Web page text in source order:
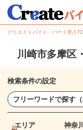
クリエイトバイト・パート求人
川崎市多摩区
検索条件の設定
エリア 神奈